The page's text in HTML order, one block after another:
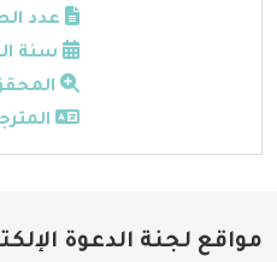
عدد
سنة
مواقع لجنة الدعوة